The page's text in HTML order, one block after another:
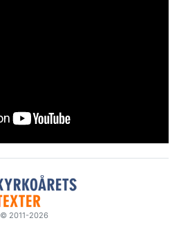
© 2011-2026